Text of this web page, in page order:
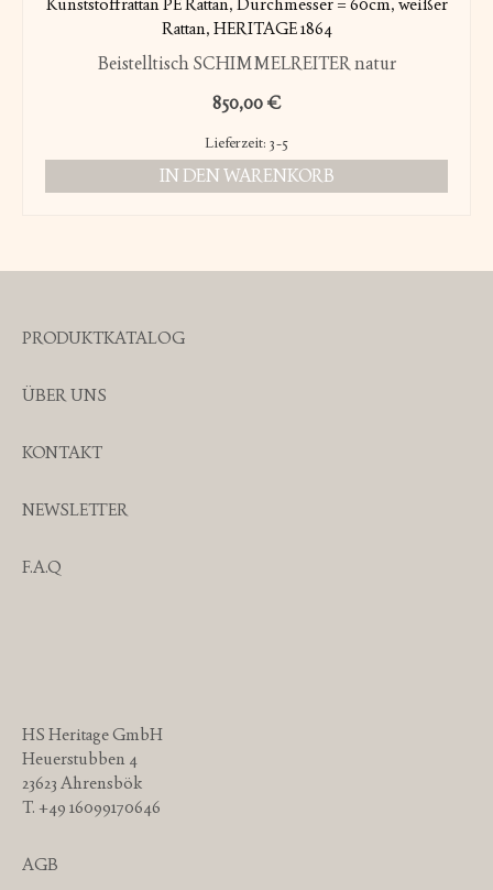
Beistelltisch SCHIMMELREITER natur
850,00€
Lieferzeit: 3-5
IN DEN WARENKORB
PRODUKTKATALOG
ÜBER UNS
KONTAKT
NEWSLETTER
F.A.Q
HS Heritage GmbH
Heuerstubben 4
23623 Ahrensbök
T. +49 16099170646
AGB